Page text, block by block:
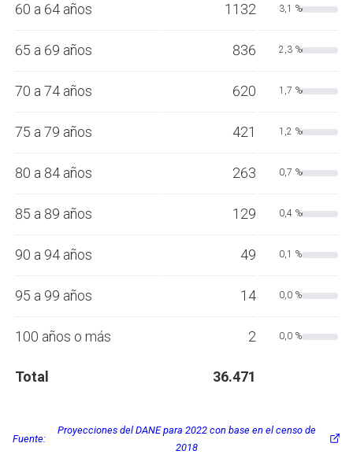
60 a 64 años 1132 3,1 %
65 a 69 años 836 2,3 %
70 a 74 años 620 1,7 %
75 a 79 años 421 1,2 %
80 a 84 años 263 0,7 %
85 a 89 años 129 0,4 %
90 a 94 años 49 0,1 %
95 a 99 años 14 0,0 %
100 años o más 2 0,0 %
Total 36.471
Fuente:
Proyecciones del DANE para 2022 con base en el censo de
2018